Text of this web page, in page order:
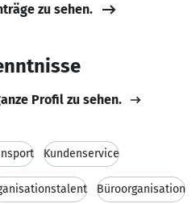
zu sehen.
Profil zu sehen.
Kundenservice
Büroorganisation